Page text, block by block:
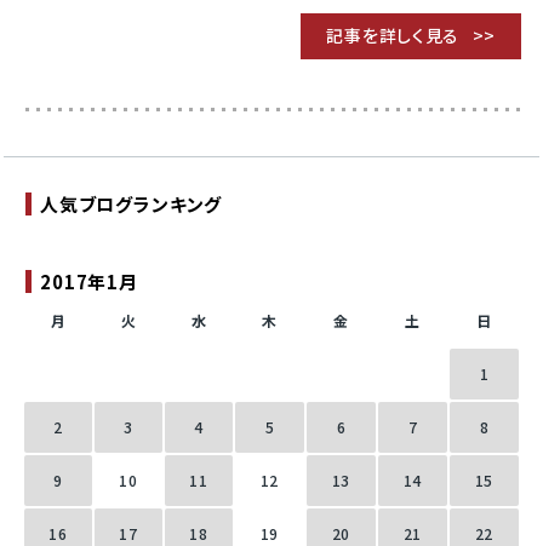
記事を詳しく見る
2017年1月
月 火 水 木 金 土 日
1
2 3 4 5 6 7 8
9 10 11 12 13 14 15
16 17 18 19 20 21 22
人気ブログランキング